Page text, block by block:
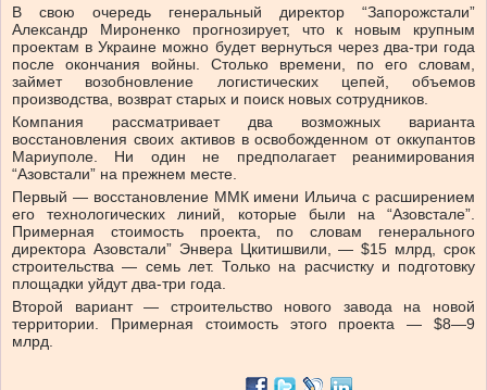
В свою очередь генеральный директор “Запорожстали”
Александр Мироненко прогнозирует, что к новым крупным
проектам в Украине можно будет вернуться через два-три года
после окончания войны. Столько времени, по его словам,
займет возобновление логистических цепей, объемов
производства, возврат старых и поиск новых сотрудников.
Компания рассматривает два возможных варианта
восстановления своих активов в освобожденном от оккупантов
Мариуполе. Ни один не предполагает реанимирования
“Азовстали” на прежнем месте.
Первый — восстановление ММК имени Ильича с расширением
его технологических линий, которые были на “Азовстале”.
Примерная стоимость проекта, по словам генерального
директора Азовстали” Энвера Цкитишвили, — $15 млрд, срок
строительства — семь лет. Только на расчистку и подготовку
площадки уйдут два-три года.
Второй вариант — строительство нового завода на новой
территории. Примерная стоимость этого проекта — $8—9
млрд.